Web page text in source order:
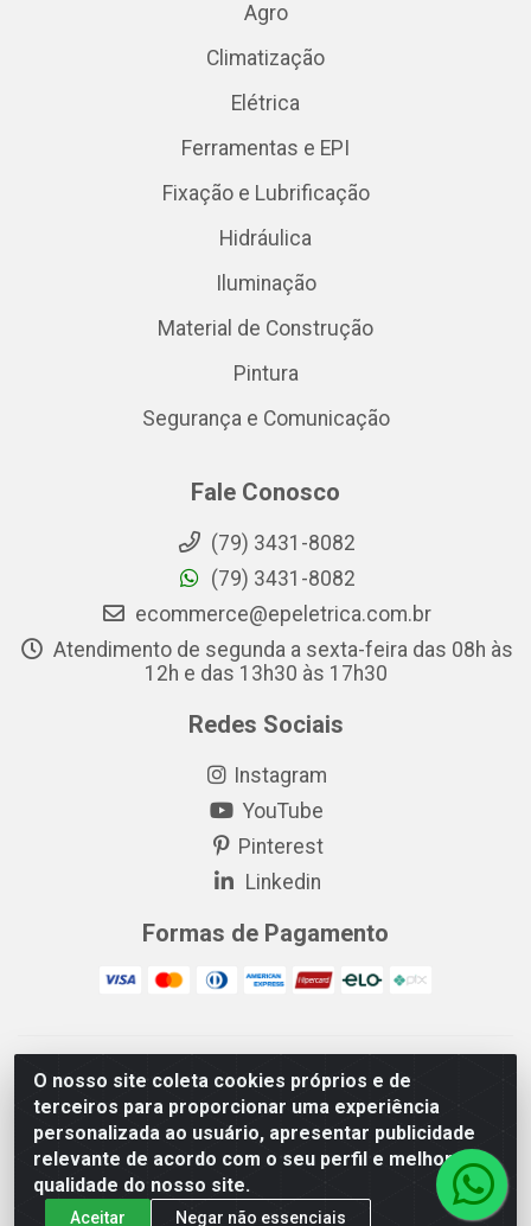
O nosso site coleta cookies próprios e de
terceiros para proporcionar uma experiência
personalizada ao usuário, apresentar publicidade
relevante de acordo com o seu perfil e melhorar a
qualidade do nosso site.
Aceitar Negar não essenciais
Agro
Climatização
Elétrica
Ferramentas e EPI
Fixação e Lubrificação
Hidráulica
Iluminação
Material de Construção
Pintura
Segurança e Comunicação
Fale Conosco
(79) 3431-8082
(79) 3431-8082
ecommerce@epeletrica.com.br
Atendimento de segunda a sexta-feira das 08h às
12h e das 13h30 às 17h30
Redes Sociais
Instagram
YouTube
Pinterest
Linkedin
Formas de Pagamento
EP Elétrica LTDA - 18.621.731/0005-43 - Itabaiana/SE - CEP:
49511-899
EP Elétrica LTDA - 48.594.570/0001-83 - Itabaiana/SE - CEP:
49511-899